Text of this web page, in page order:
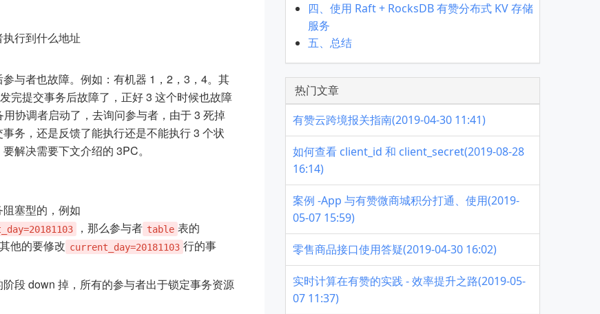
行到什么地址
与者也故障。例如：有机器 1，2，3，4。其
完提交事务后故障了，正好 3 这个时候也故障
协调者启动了，去询问参与者，由于 3 死掉
务，还是反馈了能执行还是不能执行 3 个状
解决需要下文介绍的 3PC。
塞型的，例如
，那么参与者 table 表的
他的要修改 current_day=20181103 行的事
段 down 掉，所有的参与者出于锁定事务资源
四、使用 Raft + RocksDB 有赞分布式 KV 存储
服务
五、总结
热门文章
有赞云跨境报关指南(2019-04-30 11:41)
如何查看 client_id 和 client_secret(2019-08-28
16:14)
案例 -App 与有赞微商城积分打通、使用(2019-
05-07 15:59)
零售商品接口使用答疑(2019-04-30 16:02)
实时计算在有赞的实践 - 效率提升之路(2019-05-
07 11:37)